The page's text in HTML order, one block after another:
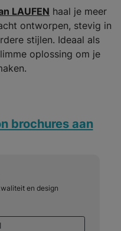
LAUFEN haal je meer
ontworpen, stevig in
stijlen. Ideaal als
oplossing om je
brochures aan
en design